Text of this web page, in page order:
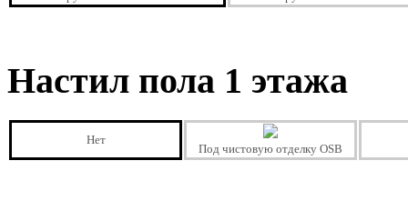
Настил пола 1 этажа
Нет
Под чистовую отделку OSB